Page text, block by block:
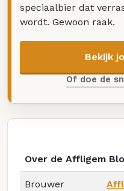
speciaalbier dat
wordt. Gewoon raak.
Bekijk
Of doe de
Over de Affligem
Brouwer